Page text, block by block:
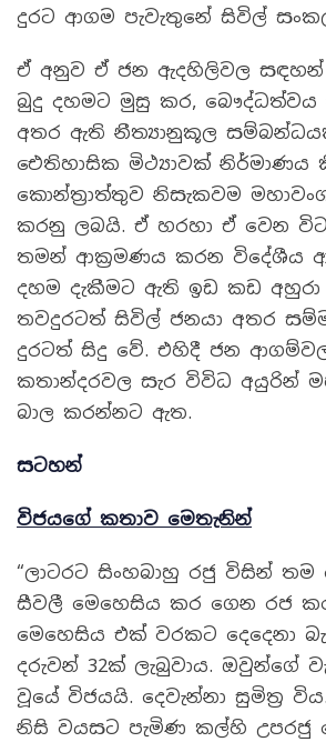
දුරට ආගම පැවැතුනේ සිවිල්
ඒ අනුව ඒ ජන ඇදහිලිවල සඳහන්
බුදු දහමට මුසු කර, බෞද්ධත්වය
අතර ඇති නීත්‍යානුකූල
ඓතිහාසික මිථ්‍යාවක් නිර්මාණය
කොන්ත්‍රාත්තුව නිසැකවම
කරනු ලබයි. ඒ හරහා ඒ වෙන
තමන් ආක්‍රමණය කරන විදේශීය
දහම දැකීමට ඇති ඉඩ කඩ අහුරා
තවදුරටත් සිවිල් ජනයා අතර
දුරටත් සිදු වේ. එහිදී ජන
කතාන්දරවල සැර විවිධ අයුරින්
බාල කරන්නට ඇත.
සටහන්
විජයගේ කතාව මෙතැනින්
“ලාටරට සිංහබාහු රජු විසින්
සීවලී මෙහෙසිය කර ගෙන රජ
මෙහෙසිය එක් වරකට දෙදෙනා
දරුවන් 32ක් ලැබුවාය. ඔවුන්ගේ
වූයේ විජයයි. දෙවැන්නා සුමිත්‍ර
නිසි වයසට පැමිණ කල්හි උපරජු